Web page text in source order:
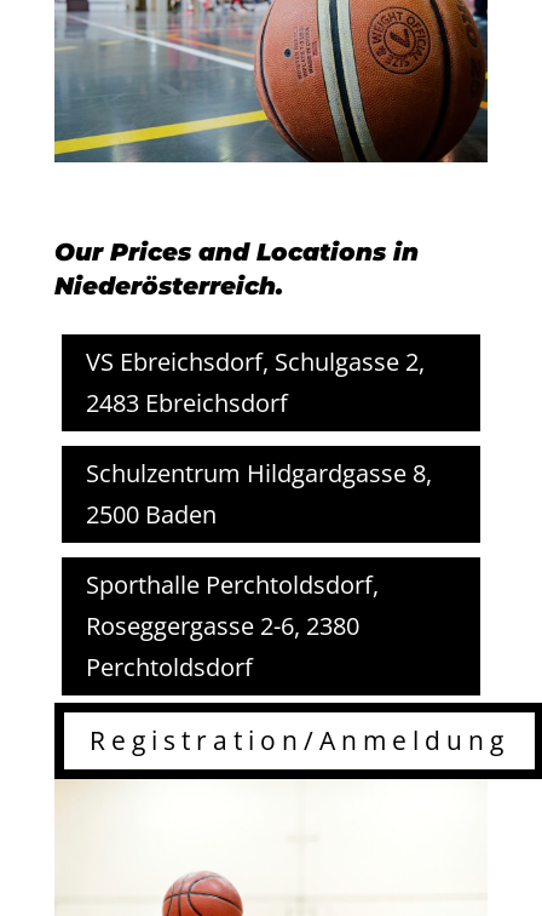
Our Prices and Locations in
Niederösterreich.
VS Ebreichsdorf, Schulgasse 2,
2483 Ebreichsdorf
Schulzentrum Hildgardgasse 8,
2500 Baden
Sporthalle Perchtoldsdorf,
Roseggergasse 2-6, 2380
Perchtoldsdorf
Registration/Anmeldung